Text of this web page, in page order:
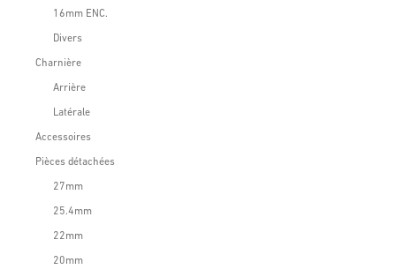
16mm ENC.
Divers
Charnière
Arrière
Latérale
Accessoires
Pièces détachées
27mm
25.4mm
22mm
20mm